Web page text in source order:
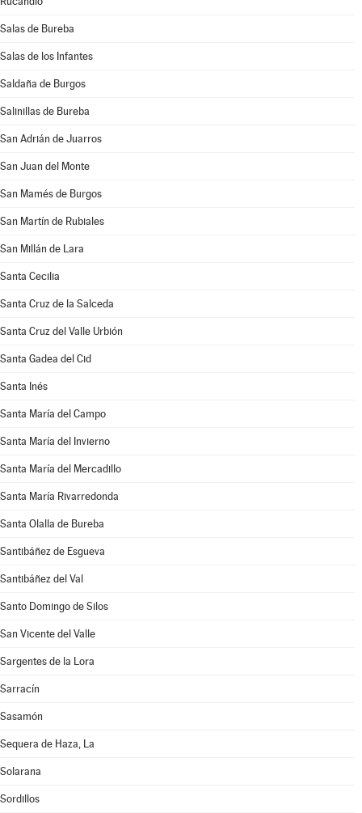
Salas de Bureba
Salas de los Infantes
Saldaña de Burgos
Salinillas de Bureba
San Adrián de Juarros
San Juan del Monte
San Mamés de Burgos
San Martín de Rubiales
San Millán de Lara
Santa Cecilia
Santa Cruz de la Salceda
Santa Cruz del Valle Urbión
Santa Gadea del Cid
Santa Inés
Santa María del Campo
Santa María del Invierno
Santa María del Mercadillo
Santa María Rivarredonda
Santa Olalla de Bureba
Santibáñez de Esgueva
Santibáñez del Val
Santo Domingo de Silos
San Vicente del Valle
Sargentes de la Lora
Sarracín
Sasamón
Sequera de Haza, La
Solarana
Sordillos